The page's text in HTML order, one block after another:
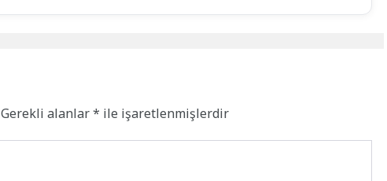
Gerekli alanlar* ile işaretlenmişlerdir